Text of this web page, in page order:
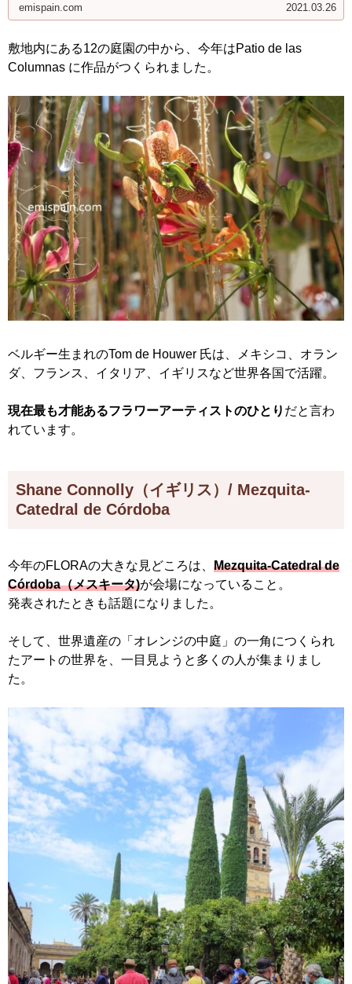
emispain.com 2021.03.26
敷地内にある12の庭園の中から、今年はPatio de las
Columnas に作品がつくられました。
ベルギー生まれのTom de Houwer 氏は、メキシコ、オラン
ダ、フランス、イタリア、イギリスなど世界各国で活躍。
現在最も才能あるフラワーアーティストのひとり だと言わ
れています。
Shane Connolly（イギリス）/ Mezquita-
Catedral de Córdoba
今年のFLORAの大きな見どころは、 Mezquita-Catedral de
Córdoba（メスキータ)が会場になっていること。
発表されたときも話題になりました。
そして、世界遺産の「オレンジの中庭」の一角につくられ
たアートの世界を、一目見ようと多くの人が集まりまし
た。